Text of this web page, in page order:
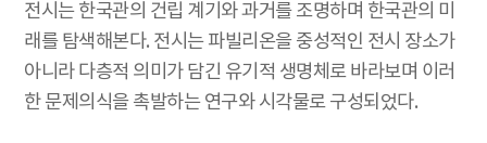
전시는 한국관의 건립 계기와 과거를 조명하며 한국관의 미
래를 탐색해본다. 전시는 파빌리온을 중성적인 전시 장소가
아니라 다층적 의미가 담긴 유기적 생명체로 바라보며 이러
한 문제의식을 촉발하는 연구와 시각물로 구성되었다.